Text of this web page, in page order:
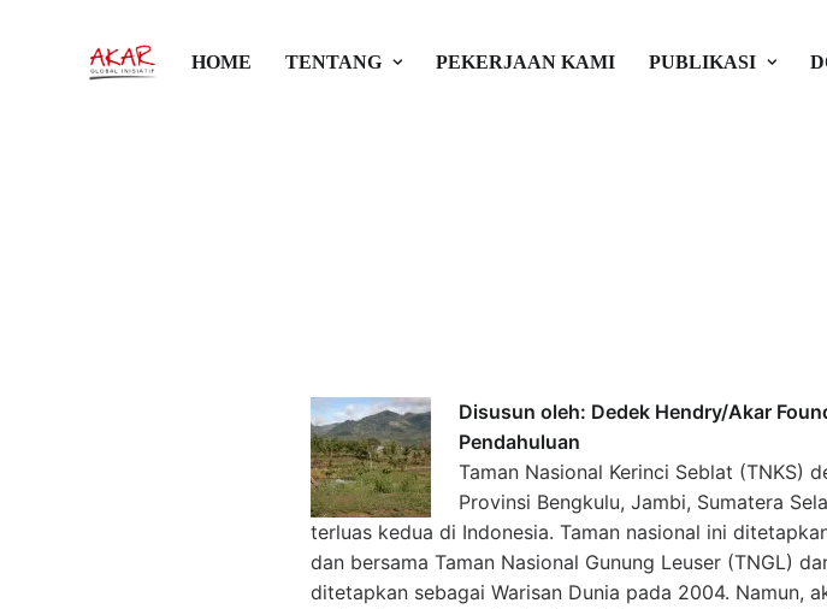
HOME TENTANG PEKERJAAN KAMI PUBLIKASI
Studi Pola Penguasaan
Disusun oleh: Dedek Hendry/Akar
Pendahuluan
Taman Nasional Kerinci Seblat (TNKS)
Provinsi Bengkulu, Jambi, Sumatera
terluas kedua di Indonesia. Taman nasional ini
dan bersama Taman Nasional Gunung Leuser (TNGL)
ditetapkan sebagai Warisan Dunia pada 2004. Namun,